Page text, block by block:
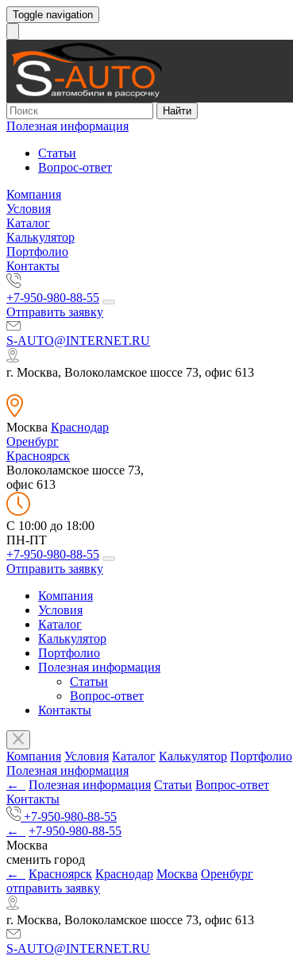
Toggle navigation
Найти
Полезная информация
Статьи
Вопрос-ответ
Компания
Условия
Каталог
Калькулятор
Портфолио
Контакты
+7-950-980-88-55
Отправить заявку
S-AUTO@INTERNET.RU
г. Москва, Волоколамское шоссе 73, офис 613
Москва Краснодар
Оренбург
Красноярск
Волоколамское шоссе 73,
офис 613
C 10:00 до 18:00
ПН-ПТ
+7-950-980-88-55
Отправить заявку
Компания
Условия
Каталог
Калькулятор
Портфолио
Полезная информация
Статьи
Вопрос-ответ
Контакты
Компания Условия Каталог Калькулятор Портфолио
Полезная информация
←
Полезная информация Статьи Вопрос-ответ
Контакты
+7-950-980-88-55
←
+7-950-980-88-55
Москва
сменить город
←
Красноярск Краснодар Москва Оренбург
отправить заявку
г. Москва, Волоколамское шоссе 73, офис 613
S-AUTO@INTERNET.RU